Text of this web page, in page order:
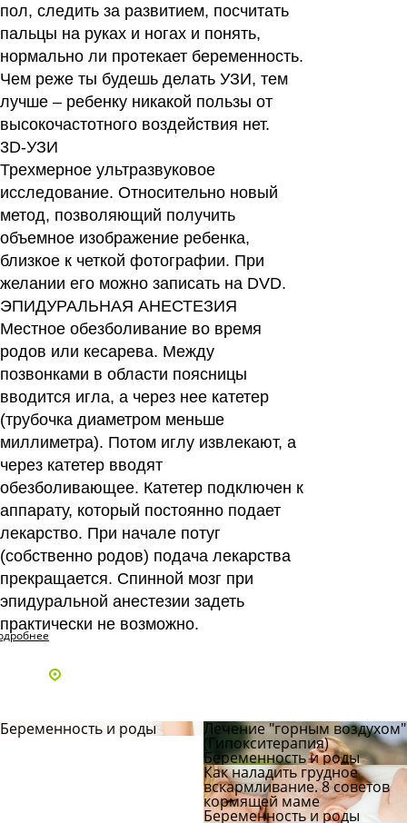
пол, следить за развитием, посчитать
пальцы на руках и ногах и понять,
нормально ли протекает беременность.
Чем реже ты будешь делать УЗИ, тем
лучше – ребенку никакой пользы от
высокочастотного воздействия нет.
3D-УЗИ
Трехмерное ультразвуковое
исследование. Относительно новый
метод, позволяющий получить
объемное изображение ребенка,
близкое к четкой фотографии. При
желании его можно записать на DVD.
ЭПИДУРАЛЬНАЯ АНЕСТЕЗИЯ
Местное обезболивание во время
родов или кесарева. Между
позвонками в области поясницы
вводится игла, а через нее катетер
(трубочка диаметром меньше
миллиметра). Потом иглу извлекают, а
через катетер вводят
обезболивающее. Катетер подключен к
аппарату, который постоянно подает
лекарство. При начале потуг
(собственно родов) подача лекарства
прекращается. Спинной мозг при
эпидуральной анестезии задеть
практически не возможно.
Беременность и роды Лечение "горным воздухом"
(Гипокситерапия)
Беременность и роды
Как наладить грудное
вскармливание. 8 советов
кормящей маме
Беременность и роды